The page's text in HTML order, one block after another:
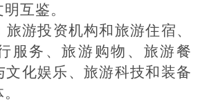
互鉴。
旅游投资机构和旅游住宿、
服务、旅游购物、旅游餐
文化娱乐、旅游科技和装备